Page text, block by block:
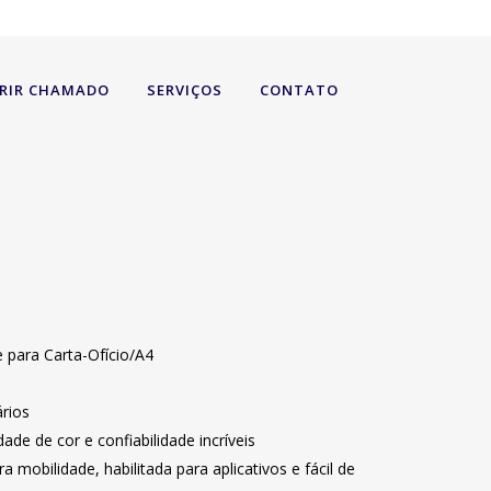
CHAMADO SERVIÇOS CONTATO
Carta-Ofício/A4
de cor e confiabilidade incríveis
mobilidade, habilitada para aplicativos e fácil de